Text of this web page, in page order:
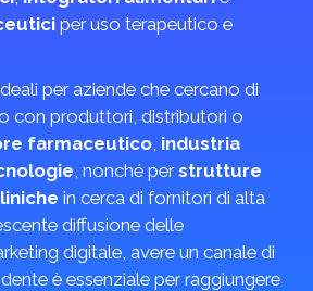
per uso terapeutico e
per aziende che cercano di
con produttori, distributori o
farmaceutico, industria
, nonché perstrutture
in cerca di fornitori di alta
diffusione delle
digitale, avere un canale di
è essenziale per raggiungere